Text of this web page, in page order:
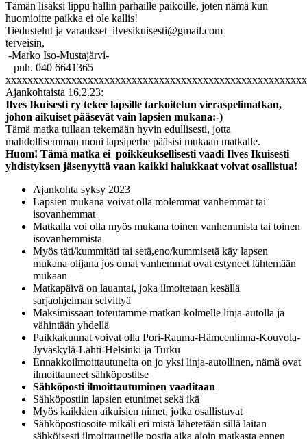
Tämän lisäksi lippu hallin parhaille paikoille, joten nämä kun
huomioitte paikka ei ole kallis!
Tiedustelut ja varaukset ilvesikuisesti@gmail.com
terveisin,
-Marko Iso-Mustajärvi-
puh. 040 6641365
Ajankohtaista 16.2.23:
Ilves Ikuisesti ry tekee lapsille tarkoitetun vieraspelimatkan,
johon aikuiset pääsevät vain lapsien mukana:-)
Tämä matka tullaan tekemään hyvin edullisesti, jotta
mahdollisemman moni lapsiperhe pääsisi mukaan matkalle.
Huom! Tämä matka ei poikkeuksellisesti vaadi Ilves Ikuisesti
yhdistyksen jäsenyyttä vaan kaikki halukkaat voivat osallistua!
Ajankohta syksy 2023
Lapsien mukana voivat olla molemmat vanhemmat tai
isovanhemmat
Matkalla voi olla myös mukana toinen vanhemmista tai toinen
isovanhemmista
Myös täti/kummitäti tai setä,eno/kummisetä käy lapsen
mukana olijana jos omat vanhemmat ovat estyneet lähtemään
mukaan
Matkapäivä on lauantai, joka ilmoitetaan kesällä
sarjaohjelman selvittyä
Maksimissaan toteutamme matkan kolmelle linja-autolla ja
vähintään yhdellä
Paikkakunnat voivat olla Pori-Rauma-Hämeenlinna-Kouvola-
Jyväskylä-Lahti-Helsinki ja Turku
Ennakkoilmoittautuneita on jo yksi linja-autollinen, nämä ovat
ilmoittauneet sähköpostitse
Sähköposti ilmoittautuminen vaaditaan
Sähköpostiin lapsien etunimet sekä ikä
Myös kaikkien aikuisien nimet, jotka osallistuvat
Sähköpostiosoite mikäli eri mistä lähetetään sillä laitan
sähköisesti ilmoittauneille postia aika ajoin matkasta ennen